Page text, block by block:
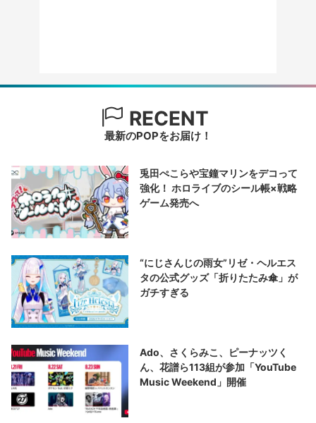
RECENT
最新のPOPをお届け！
兎田ぺこらや宝鐘マリンをデコって
強化！ ホロライブのシール帳×戦略
ゲーム発売へ
“にじさんじの雨女”リゼ・ヘルエス
タの公式グッズ「折りたたみ傘」が
ガチすぎる
Ado、さくらみこ、ピーナッツく
ん、花譜ら113組が参加「YouTube
Music Weekend」開催